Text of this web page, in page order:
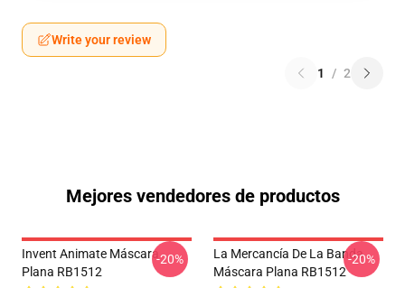
Write your review
1 / 2
Mejores vendedores de productos
Invent Animate Máscara
Plana RB1512
-20%
La Mercancía De La Banda
Máscara Plana RB1512
-20%